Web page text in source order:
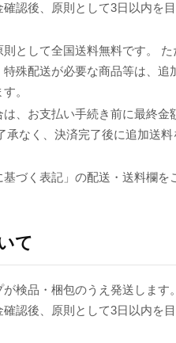
認後、原則として3日以内を
として全国送料無料です。 た
殊配送が必要な商品等は、追
。
、お支払い手続き前に最終金
承なく、決済完了後に追加送料
づく表記」の配送・送料欄を
て
検品・梱包のうえ発送します
認後、原則として3日以内を